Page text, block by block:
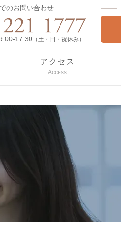
のお問い合わせ
17:30 （土・日・祝休み）
アクセス
Access